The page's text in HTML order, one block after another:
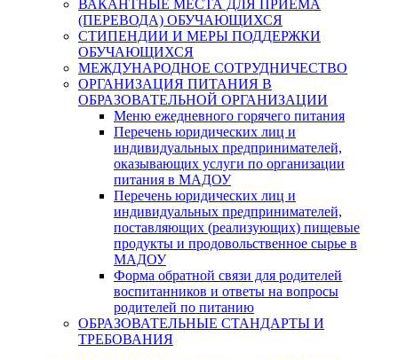
ВАКАНТНЫЕ МЕСТА ДЛЯ ПРИЕМА
(ПЕРЕВОДА) ОБУЧАЮЩИХСЯ
СТИПЕНДИИ И МЕРЫ ПОДДЕРЖКИ
ОБУЧАЮЩИХСЯ
МЕЖДУНАРОДНОЕ СОТРУДНИЧЕСТВО
ОРГАНИЗАЦИЯ ПИТАНИЯ В
ОБРАЗОВАТЕЛЬНОЙ ОРГАНИЗАЦИИ
Меню ежедневного горячего питания
Перечень юридических лиц и
индивидуальных предпринимателей,
оказывающих услуги по организации
питания в МАДОУ
Перечень юридических лиц и
индивидуальных предпринимателей,
поставляющих (реализующих) пищевые
продукты и продовольственное сырье в
МАДОУ
Форма обратной связи для родителей
воспитанников и ответы на вопросы
родителей по питанию
ОБРАЗОВАТЕЛЬНЫЕ СТАНДАРТЫ И
ТРЕБОВАНИЯ